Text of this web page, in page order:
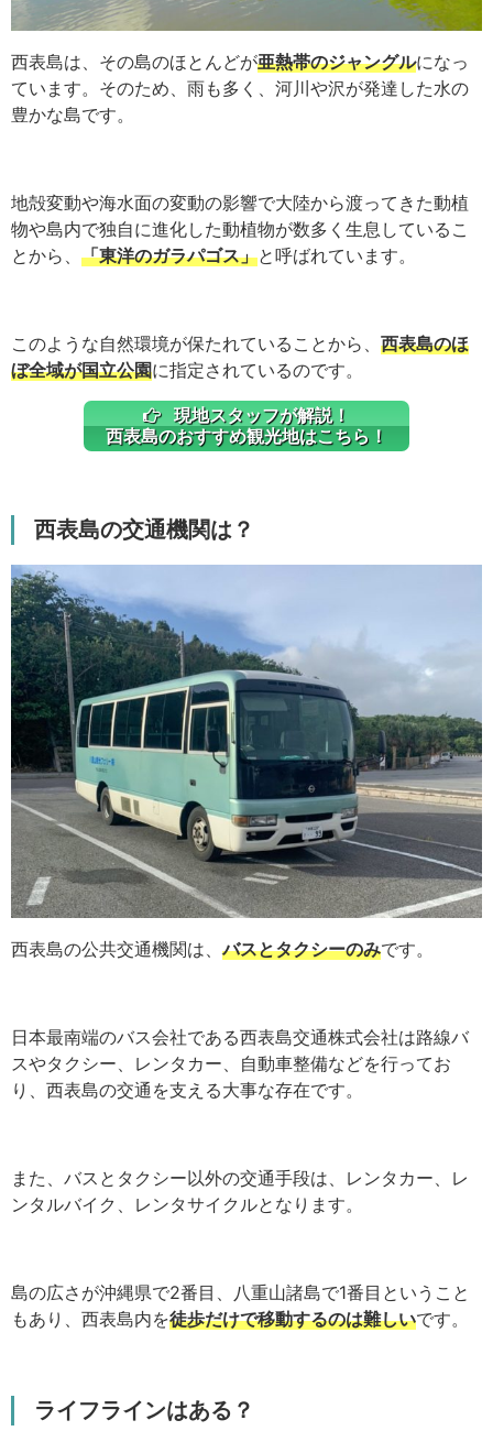
西表島は、その島のほとんどが亜熱帯のジャングルになっ
ています。そのため、雨も多く、河川や沢が発達した水の
豊かな島です。
地殻変動や海水面の変動の影響で大陸から渡ってきた動植
物や島内で独自に進化した動植物が数多く生息しているこ
とから、 「東洋のガラパゴス」と呼ばれています。
このような自然環境が保たれていることから、 西表島のほ
ぼ全域が国立公園に指定されているのです。
現地スタッフが解説！
西表島のおすすめ観光地はこちら！
西表島の交通機関は？
西表島の公共交通機関は、バスとタクシーのみです。
日本最南端のバス会社である西表島交通株式会社は路線バ
スやタクシー、レンタカー、自動車整備などを行ってお
り、西表島の交通を支える大事な存在です。
また、バスとタクシー以外の交通手段は、レンタカー、レ
ンタルバイク、レンタサイクルとなります。
島の広さが沖縄県で2番目、八重山諸島で1番目ということ
もあり、西表島内を徒歩だけで移動するのは難しいです。
ライフラインはある？